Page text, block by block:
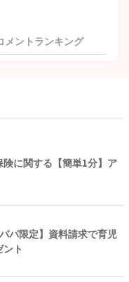
メントランキング
に関する【簡単1分】ア
パ限定】資料請求で育児
ト